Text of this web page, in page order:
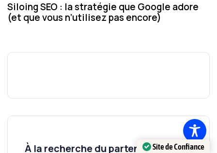
Siloing SEO : la stratégie que Google adore
(et que vous n’utilisez pas encore)
À la recherche du partenaire idéal
Site de Confiance